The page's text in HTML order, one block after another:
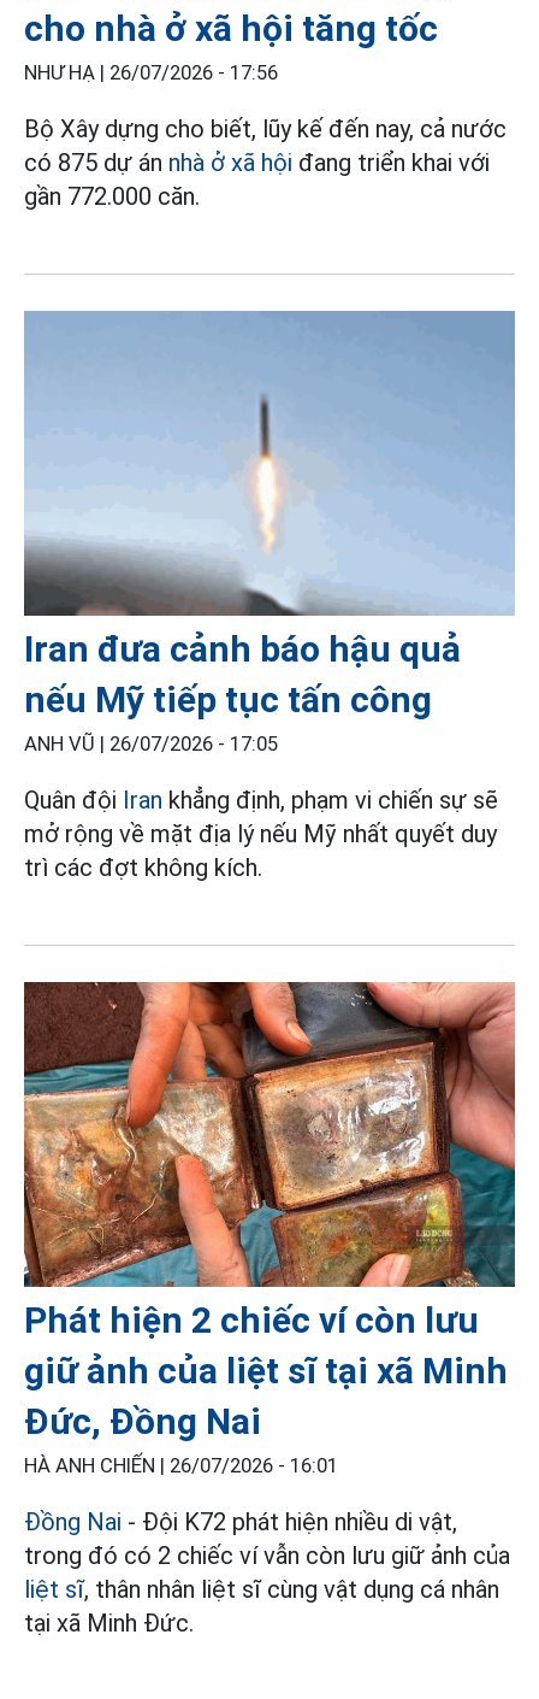
cho nhà ở xã hội tăng tốc
NHƯ HẠ | 26/07/2026 - 17:56
Bộ Xây dựng cho biết, lũy kế đến nay, cả nước
có 875 dự án nhà ở xã hội đang triển khai với
gần 772.000 căn.
Iran đưa cảnh báo hậu quả
nếu Mỹ tiếp tục tấn công
ANH VŨ | 26/07/2026 - 17:05
Quân đội Iran khẳng định, phạm vi chiến sự sẽ
mở rộng về mặt địa lý nếu Mỹ nhất quyết duy
trì các đợt không kích.
Phát hiện 2 chiếc ví còn lưu
giữ ảnh của liệt sĩ tại xã Minh
Đức, Đồng Nai
HÀ ANH CHIẾN | 26/07/2026 - 16:01
Đồng Nai - Đội K72 phát hiện nhiều di vật,
trong đó có 2 chiếc ví vẫn còn lưu giữ ảnh của
liệt sĩ, thân nhân liệt sĩ cùng vật dụng cá nhân
tại xã Minh Đức.